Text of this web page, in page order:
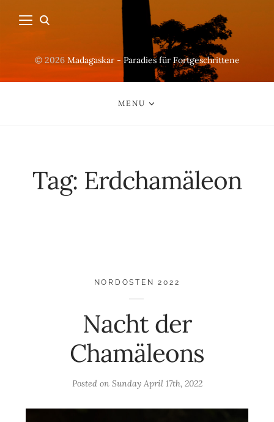
© 2026 Madagaskar - Paradies für Fortgeschrittene
MENU
Tag: Erdchamäleon
NORDOSTEN 2022
Nacht der
Chamäleons
Posted on Sunday April 17th, 2022